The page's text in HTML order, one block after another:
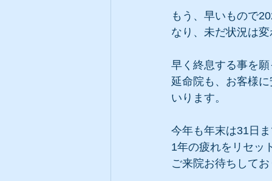
もう、早いもので
なり、未だ状況は
早く終息する事を
延命院も、お客様
いります。
今年も年末は31日
1年の疲れをリセッ
ご来院お待ちして